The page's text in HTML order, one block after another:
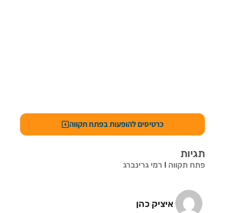
כרטיסים להופעות בפתח תקווה
תגיות
פתח תקווה רמי גרינברג
איציק כהן